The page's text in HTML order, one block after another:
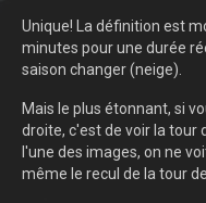
Unique! La définition est
minutes pour une durée
saison changer (neige).
Mais le plus étonnant, si
droite, c'est de voir la tour
l'une des images, on ne
même le recul de la tour de